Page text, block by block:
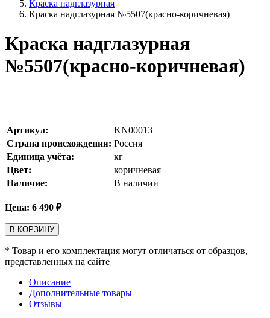
Краска надглазурная
Краска надглазурная №5507(красно-коричневая)
Краска надглазурная
№5507(красно-коричневая)
Артикул:
KN00013
Страна происхождения: Россия
Единица учёта:
кг
Цвет:
коричневая
Наличие:
В наличии
Цена: 6 490 ₽
В КОРЗИНУ
* Товар и его комплектация могут отличаться от образцов,
представленных на сайте
Описание
Дополнительные товары
Отзывы